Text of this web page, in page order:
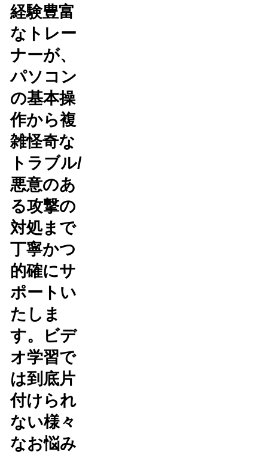
経験豊富
なトレー
ナーが、
パソコン
の基本操
作から複
雑怪奇な
トラブル/
悪意のあ
る攻撃の
対処まで
丁寧かつ
的確にサ
ポートい
たしま
す。ビデ
オ学習で
は到底片
付けられ
ない様々
なお悩み